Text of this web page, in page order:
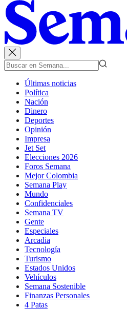
Últimas noticias
Política
Nación
Dinero
Deportes
Opinión
Impresa
Jet Set
Elecciones 2026
Foros Semana
Mejor Colombia
Semana Play
Mundo
Confidenciales
Semana TV
Gente
Especiales
Arcadia
Tecnología
Turismo
Estados Unidos
Vehículos
Semana Sostenible
Finanzas Personales
4 Patas